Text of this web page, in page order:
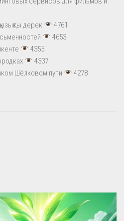
дерек
4761
4653
4355
4337
Шёлковом пути
4278